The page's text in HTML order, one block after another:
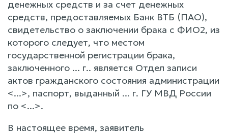
денежных средств и за счет денежных
средств, предоставляемых Банк ВТБ (ПАО),
свидетельство о заключении брака с ФИО2, из
которого следует, что местом
государственной регистрации брака,
заключенного ... г.. является Отдел записи
актов гражданского состояния администрации
<...>, паспорт, выданный ... г. ГУ МВД России
по <...>.
В настоящее время, заявитель